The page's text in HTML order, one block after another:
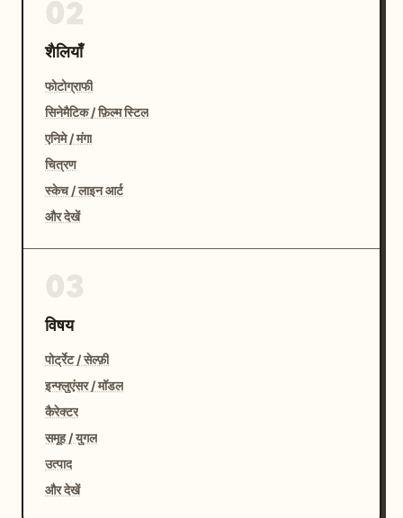
शैलियाँ
फोटोग्राफी
सिनेमैटिक / फ़िल्म स्टिल
एनिमे / मंगा
चित्रण
स्केच / लाइन आर्ट
और देखें
विषय
पोर्ट्रेट / सेल्फ़ी
इन्फ्लुएंसर / मॉडल
कैरेक्टर
समूह / युगल
उत्पाद
और देखें